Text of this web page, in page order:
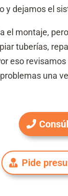
y dejamos el
el montaje,
tuberías,
eso
una
Pide